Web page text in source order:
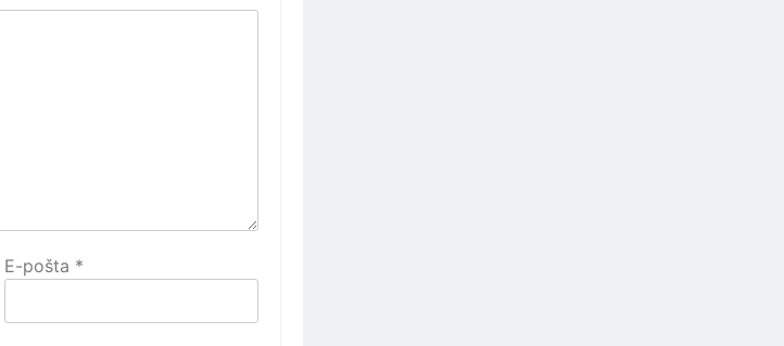
E-pošta *